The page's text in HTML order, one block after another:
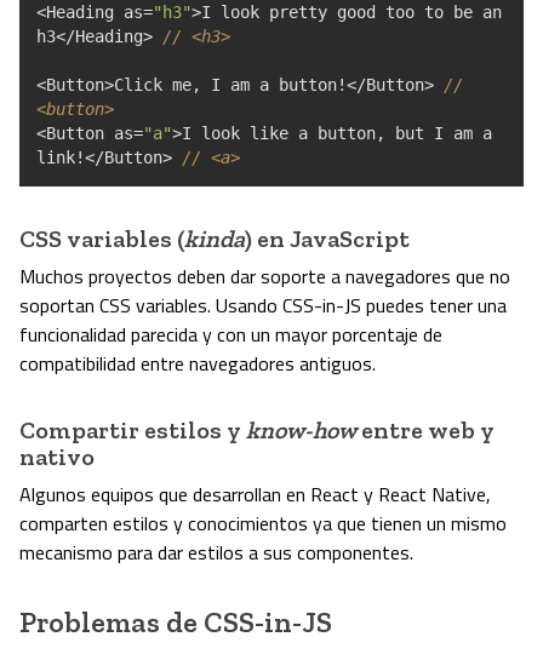
<Heading as="h3">I look pretty good too to be an
h3</Heading> // <h3>
<Button>Click me, I am a button!</Button> //
<button>
<Button as="a">I look like a button,
but I am a
link!</Button> // <a>
CSS variables (kinda) en JavaScript
Muchos proyectos deben dar soporte a navegadores que no
soportan CSS variables. Usando CSS-in-JS puedes tener una
funcionalidad parecida y con un mayor porcentaje de
compatibilidad entre navegadores antiguos.
Compartir estilos y know-howentre web y
nativo
Algunos equipos que desarrollan en React y React Native,
comparten estilos y conocimientos ya que tienen un mismo
mecanismo para dar estilos a sus componentes.
Problemas de CSS-in-JS